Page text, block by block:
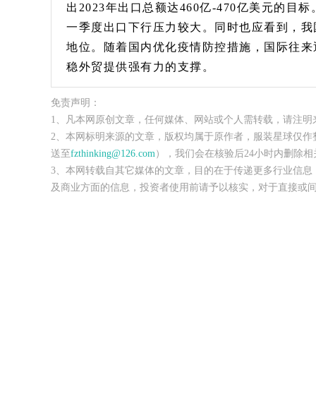
出2023年出口总额达460亿-470亿美元的目
一季度出口下行压力较大。同时也应看到，
地位。随着国内优化疫情防控措施，国际往
稳外贸提供强有力的支撑。
免责声明：
1、凡本网原创文章，任何媒体、网站或个人需转载，请注明
2、本网标明来源的文章，版权均属于原作者，服装星球仅
送至fzthinking@126.com ），我们会在核验后24小时内删除
3、本网转载自其它媒体的文章，目的在于传递更多行业信
及商业方面的信息，投资者使用前请予以核实，对于直接